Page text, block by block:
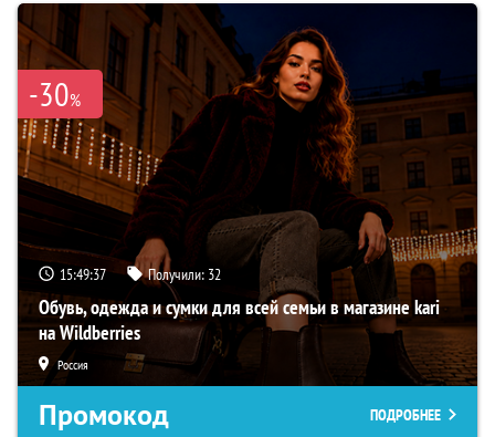
-30%
15:49:36 Получили: 32
Обувь, одежда и сумки для всей семьи в магазине kari
на Wildberries
Россия
Промокод ПОДРОБНЕЕ